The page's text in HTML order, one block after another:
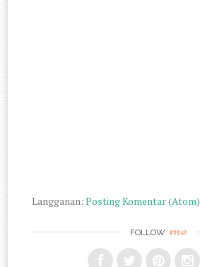
Langganan:Posting Komentar (Atom)
FOLLOW me